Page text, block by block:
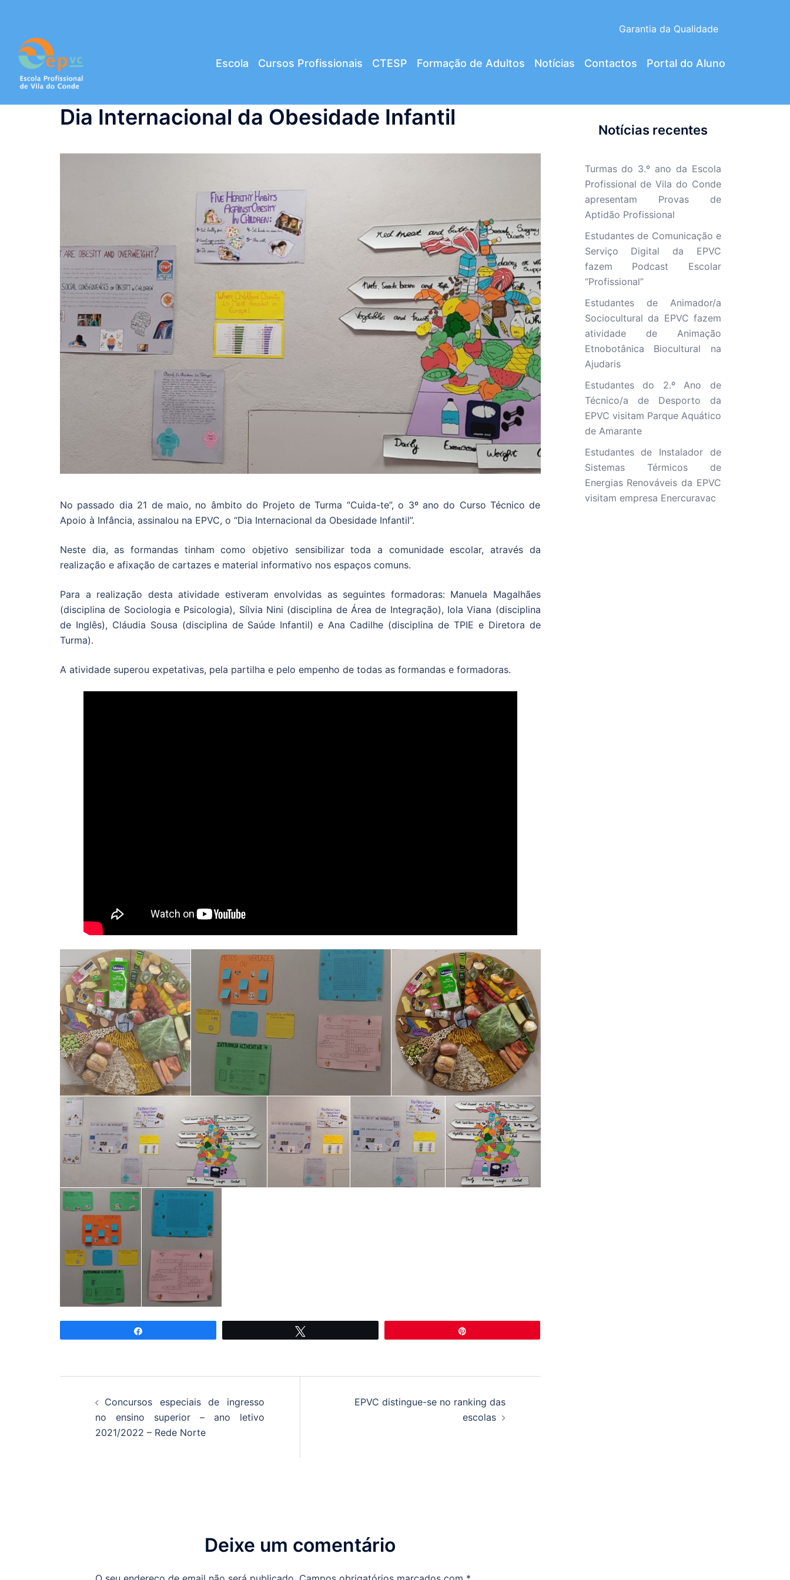
conteúdo
Garantia da Qualidade
Escola Cursos Profissionais CTESP Formação de Adultos Notícias Contactos Portal do Aluno
Dia Internacional da Obesidade Infantil
No passado dia 21 de maio, no âmbito do Projeto de Turma “Cuida-te”, o 3º ano do Curso Técnico de
Apoio à Infância, assinalou na EPVC, o “Dia Internacional da Obesidade Infantil”.
Neste dia, as formandas tinham como objetivo sensibilizar toda a comunidade escolar, através da
realização e afixação de cartazes e material informativo nos espaços comuns.
Para a realização desta atividade estiveram envolvidas as seguintes formadoras: Manuela Magalhães
(disciplina de Sociologia e Psicologia), Sílvia Nini (disciplina de Área de Integração), Iola Viana (disciplina
de Inglês), Cláudia Sousa (disciplina de Saúde Infantil) e Ana Cadilhe (disciplina de TPIE e Diretora de
Turma).
A atividade superou expetativas, pela partilha e pelo empenho de todas as formandas e formadoras.
artigos
Concursos especiais de ingresso
no ensino superior – ano letivo
2021/2022 – Rede Norte
EPVC distingue-se no ranking das
escolas
Deixe um comentário
Notícias recentes
Turmas do 3.º ano da Escola
Profissional de Vila do Conde
apresentam Provas de
Aptidão Profissional
Estudantes de Comunicação e
Serviço Digital da EPVC
fazem Podcast Escolar
“Profissional”
Estudantes de Animador/a
Sociocultural da EPVC fazem
atividade de Animação
Etnobotânica Biocultural na
Ajudaris
Estudantes do 2.º Ano de
Técnico/a de Desporto da
EPVC visitam Parque Aquático
de Amarante
Estudantes de Instalador de
Sistemas Térmicos de
Energias Renováveis da EPVC
visitam empresa Enercuravac